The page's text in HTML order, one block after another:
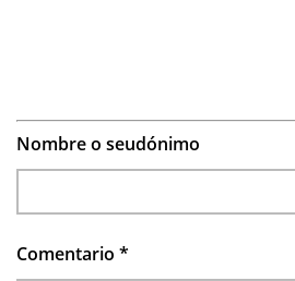
Nombre o seudónimo
Comentario *